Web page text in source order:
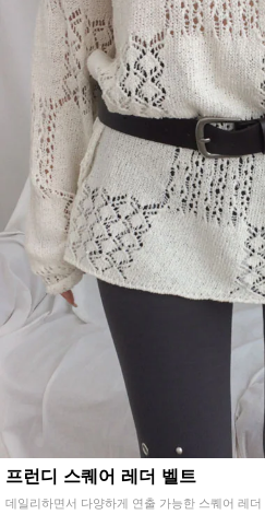
프런디 스퀘어 레더 벨트
데일리하면서 다양하게 연출 가능한 스퀘어 레더